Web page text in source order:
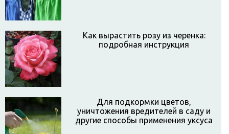
Как вырастить розу из черенка:
подробная инструкция
Для подкормки цветов,
уничтожения вредителей в саду и
другие способы применения уксуса